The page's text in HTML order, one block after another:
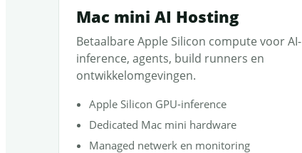
Mac mini AI Hosting
Betaalbare Apple Silicon compute voor AI-
inference, agents, build runners en
ontwikkelomgevingen.
Apple Silicon GPU-inference
Dedicated Mac mini hardware
Managed netwerk en monitoring